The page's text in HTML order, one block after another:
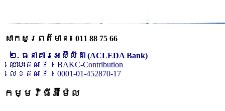
សាកសួរពត៌មាន៖ 011 88 75 66
២. ធនាគារអេស៊ីលីដា (ACLEDA Bank)
ឈ្មោះគណនី ៖ BAKC-Contribution
លេខគណនី ៖ 0001-01-452870-17
កម្មវិធីអ៊ីម៉ែល